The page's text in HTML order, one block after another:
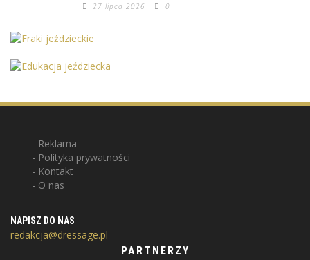
27 lipca 2026 0
Reklama
Polityka prywatności
Kontakt
O nas
NAPISZ DO NAS
redakcja@dressage.pl
PARTNERZY